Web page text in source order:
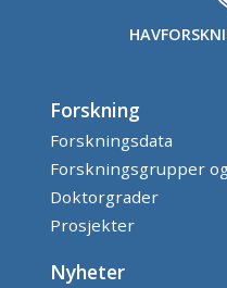
Forskning
Forskningsdata
Forskningsgrupper
Doktorgrader
Prosjekter
Nyheter